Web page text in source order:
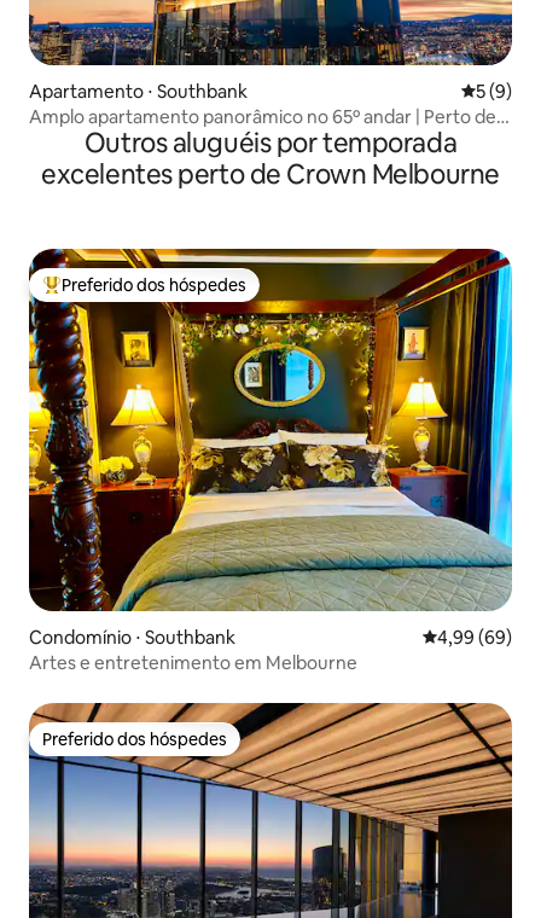
Apartamento ⋅ Southbank 5 de
5 (9)
Amplo apartamento panorâmico no 65º andar | Perto de
Crown 3B3.5B2C
Outros aluguéis por temporada
excelentes perto de Crown Melbourne
Entre os melhores preferidos dos hóspedes
Preferido dos hóspedes
Condomínio ⋅ Southbank 4,99 de uma
4,99 (69)
Artes e entretenimento em Melbourne
Preferido dos hóspedes
Preferido dos hóspedes